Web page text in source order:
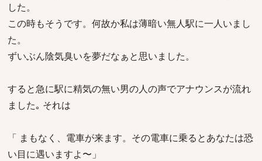
した。
この時もそうです。何故か私は薄暗い無人駅に一人いまし
た。
ずいぶん陰気臭いを夢だなぁと思いました。
すると急に駅に精気の無い男の人の声でアナウンスが流れ
ました｡ それは
「 まもなく、電車が来ます。その電車に乗るとあなたは恐
い目に遇いますよ〜」